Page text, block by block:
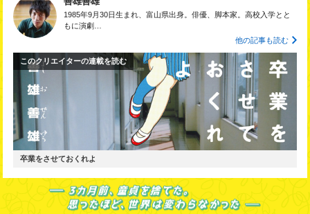
1985年9⽉30⽇生まれ、富⼭県出身。俳優、脚本家。⾼校⼊学とと
もに演劇…
他の記事も読む
このクリエイターの連載を読む
卒業をさせておくれよ